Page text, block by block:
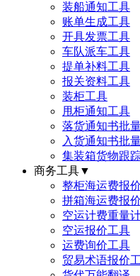
装船通知工具
账单生成工具
开具发票工具
车队派车工具
提单补料工具
报关资料工具
装柜工具
甩柜通知工具
落货通知书批
入货通知书批
集装箱货物跟
商务工具▼
整柜海运费报
拼箱海运费报
空运计费重量
空运报价工具
运费询价工具
贸易术语报价